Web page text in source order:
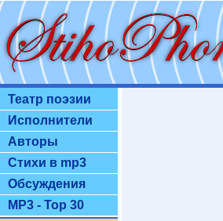
Театр поэзии
Исполнители
Авторы
Стихи в mp3
Обсуждения
MP3 - Top 30